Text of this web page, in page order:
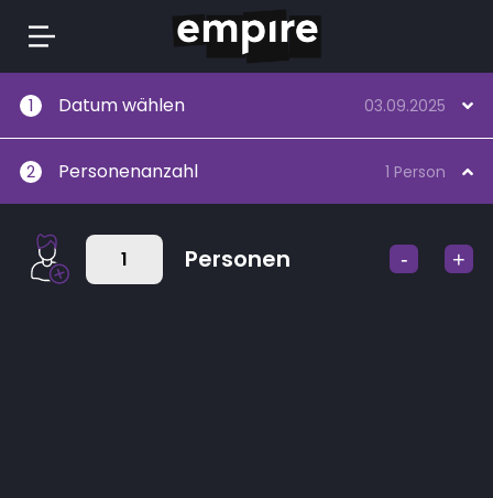
zum1 Datum wählen 03.09.2025
2 Personenanzahl 1 Person
Personen